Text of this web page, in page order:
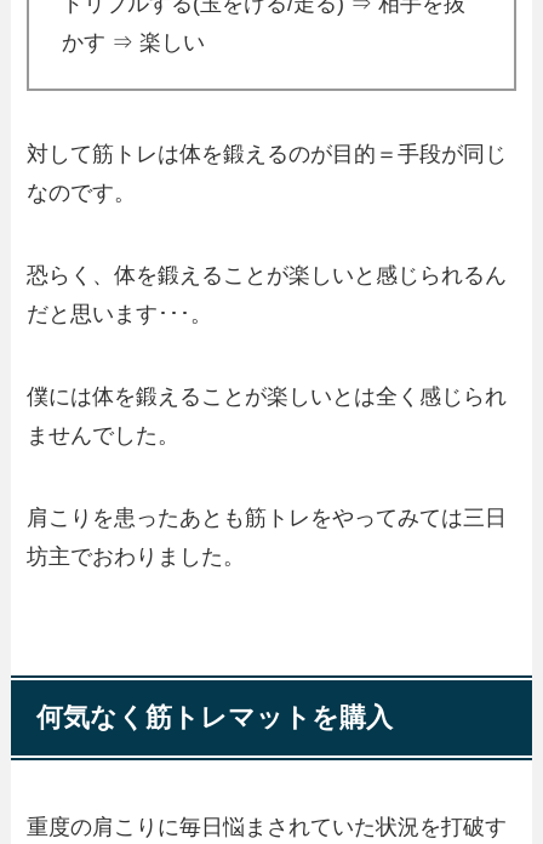
かす ⇒ 楽しい
対して筋トレは体を鍛えるのが目的＝手段が同じ
なのです。
恐らく、体を鍛えることが楽しいと感じられるん
だと思います･･･。
僕には体を鍛えることが楽しいとは全く感じられ
ませんでした。
肩こりを患ったあとも筋トレをやってみては三日
坊主でおわりました。
何気なく筋トレマットを購入
重度の肩こりに毎日悩まされていた状況を打破す